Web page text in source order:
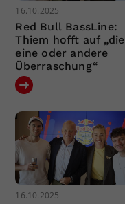
16.10.2025
Red Bull BassLine:
Thiem hofft auf „die
eine oder andere
Überraschung“
16.10.2025